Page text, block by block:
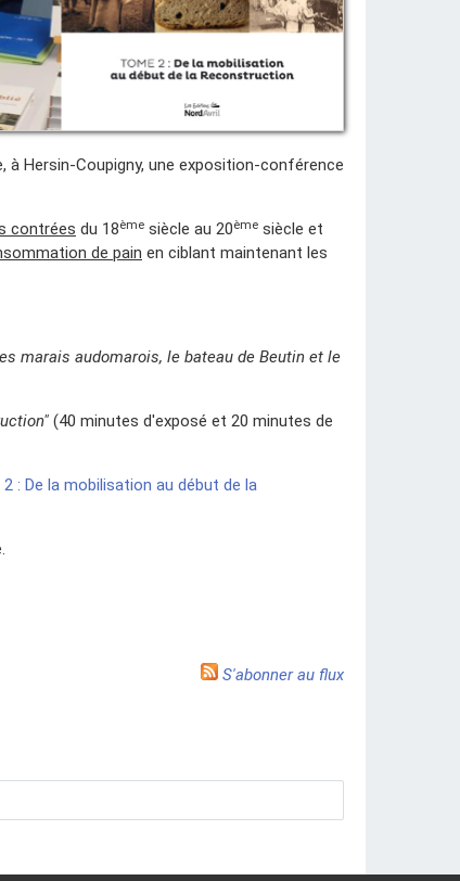
à Hersin-Coupigny, une exposition-conférence
contrées du 18ème siècle au 20ème siècle et
de pain en ciblant maintenant les
marais audomarois, le bateau de Beutin et le
(40 minutes d'exposé et 20 minutes de
: De la mobilisation au début de la
S'abonner au flux